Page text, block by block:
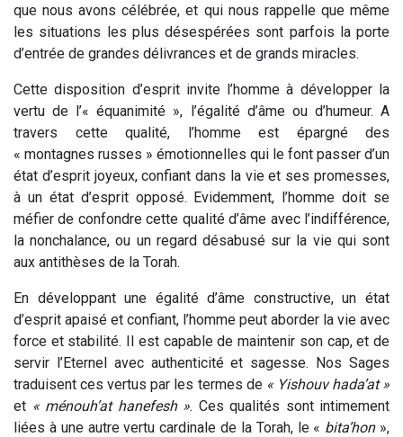
que nous avons célébrée, et qui nous rappelle que même
les situations les plus désespérées sont parfois la porte
d’entrée de grandes délivrances et de grands miracles.
Cette disposition d’esprit invite l’homme à développer la
vertu de l’« équanimité », l’égalité d’âme ou d’humeur. A
travers cette qualité, l’homme est épargné des
« montagnes russes » émotionnelles qui le font passer d’un
état d’esprit joyeux, confiant dans la vie et ses promesses,
à un état d’esprit opposé. Evidemment, l’homme doit se
méfier de confondre cette qualité d’âme avec l’indifférence,
la nonchalance, ou un regard désabusé sur la vie qui sont
aux antithèses de la Torah.
En développant une égalité d’âme constructive, un état
d’esprit apaisé et confiant, l’homme peut aborder la vie avec
force et stabilité. Il est capable de maintenir son cap, et de
servir l’Eternel avec authenticité et sagesse. Nos Sages
traduisent ces vertus par les termes de « Yishouv hada’at »
et « ménouh’at hanefesh ». Ces qualités sont intimement
liées à une autre vertu cardinale de la Torah, le « bita’hon»,